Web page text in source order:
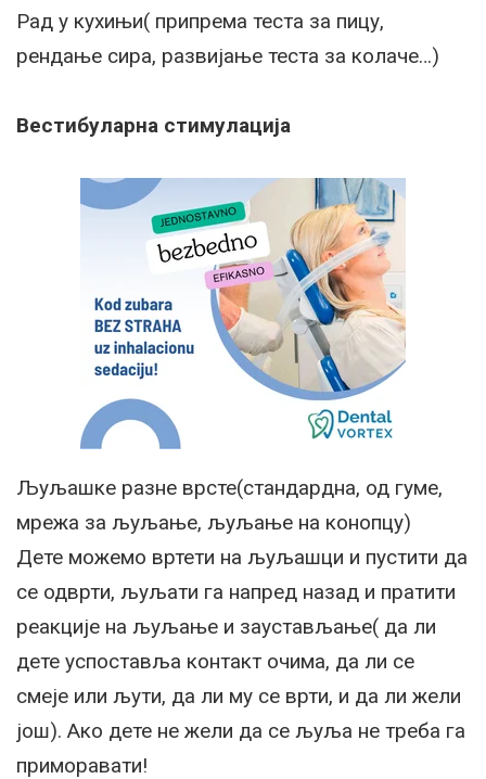
Рад у кухињи( припрема теста за пицу,
рендање сира, развијање теста за колаче…)
Вестибуларна стимулација
Љуљашке разне врсте(стандардна, од гуме,
мрежа за љуљање, љуљање на конопцу)
Дете можемо вртети на љуљашци и пустити да
се одврти, љуљати га напред назад и пратити
реакције на љуљање и заустављање( да ли
дете успоставља контакт очима, да ли се
смеје или љути, да ли му се врти, и да ли жели
још). Ако дете не жели да се љуља не треба га
приморавати!